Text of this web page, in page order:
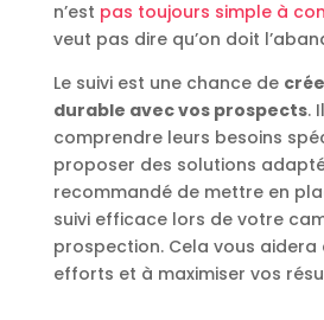
n’est pas toujours simple à
veut pas dire qu’on doit
Le suivi est une chance de
durable avec vos prospects.
comprendre leurs besoins
proposer des solutions
recommandé de mettre en
suivi efficace lors de votre
prospection. Cela vous aidera
efforts et à maximiser vos